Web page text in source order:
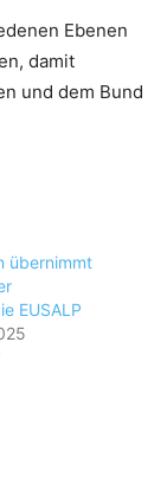
Ebenen
damit
und dem Bund
übernimmt
EUSALP